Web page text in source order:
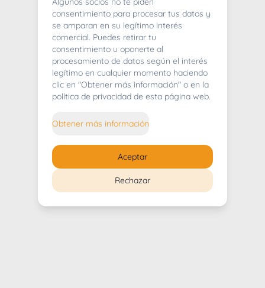
404
Whoops! Lo sentimos mucho.
consentimiento para procesar tus datos y
se amparan en su legítimo interés
comercial. Puedes retirar tu
consentimiento u oponerte al
procesamiento de datos según el interés
legítimo en cualquier momento haciendo
clic en "Obtener más información" o en la
política de privacidad de esta página web.
Obtener más información
Rechazar
Aceptar